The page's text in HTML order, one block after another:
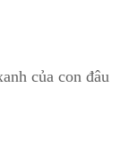
của con đâu